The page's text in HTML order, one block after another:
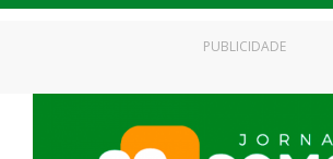
PUBLICIDADE